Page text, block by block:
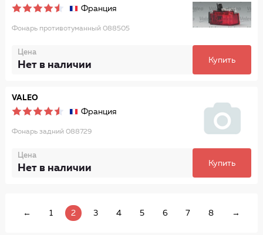
Франция
Фонарь противотуманный 088505
Цена
Нет в наличии Купить
VALEO
Франция
Фонарь задний 088729
Цена
Нет в наличии Купить
← 1 2 3 4 5 6 7 8 →